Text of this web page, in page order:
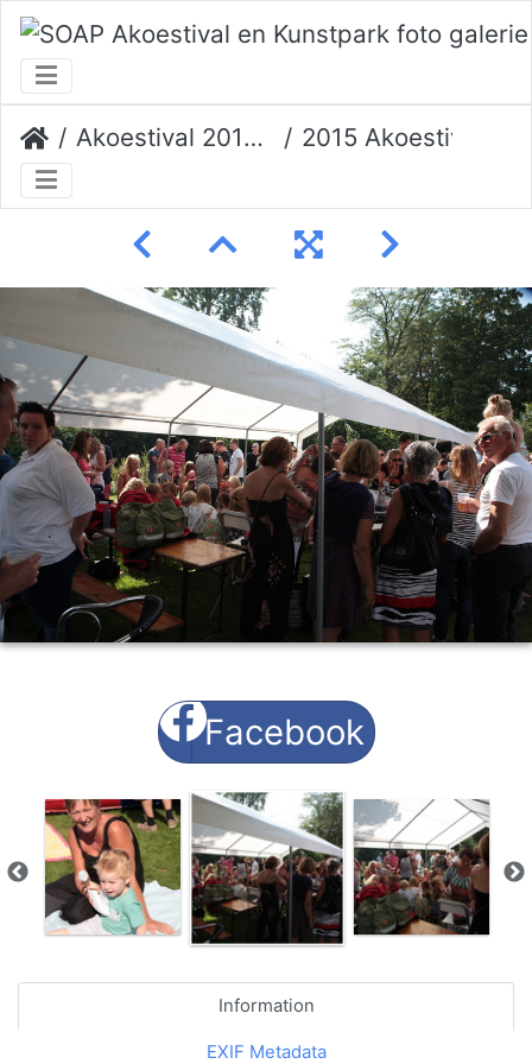
Akoestival 2015 Erik Veerman 2015 Akoestival 085
Facebook
Information
EXIF Metadata